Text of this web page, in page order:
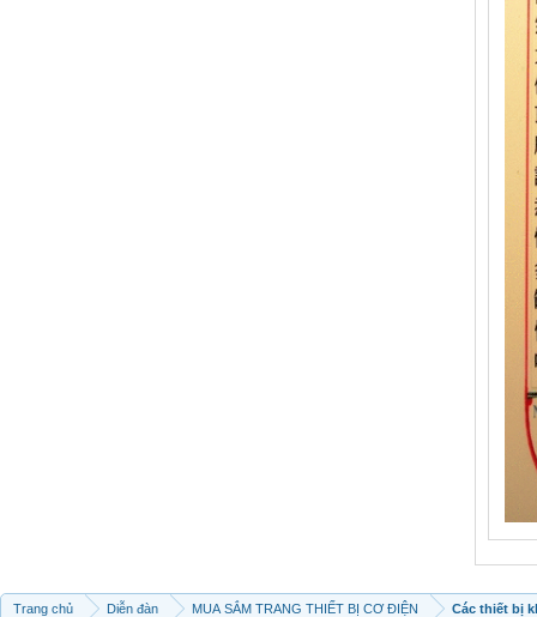
Trang chủ Diễn đàn MUA SẮM TRANG THIẾT BỊ CƠ ĐIỆN Các thiết bị